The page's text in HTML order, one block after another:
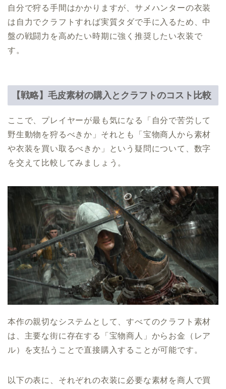
自分で狩る手間はかかりますが、サメハンターの衣装
は自力でクラフトすれば実質タダで手に入るため、中
盤の戦闘力を高めたい時期に強く推奨したい衣装で
す。
【戦略】毛皮素材の購入とクラフトのコスト比較
ここで、プレイヤーが最も気になる「自分で苦労して
野生動物を狩るべきか」それとも「宝物商人から素材
や衣装を買い取るべきか」という疑問について、数字
を交えて比較してみましょう。
本作の親切なシステムとして、すべてのクラフト素材
は、主要な街に存在する「宝物商人」からお金（レア
ル）を支払うことで直接購入することが可能です。
以下の表に、それぞれの衣装に必要な素材を商人で買